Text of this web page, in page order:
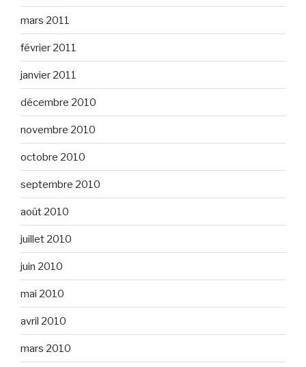
mars 2011
février 2011
janvier 2011
décembre 2010
novembre 2010
octobre 2010
septembre 2010
août 2010
juillet 2010
juin 2010
mai 2010
avril 2010
mars 2010